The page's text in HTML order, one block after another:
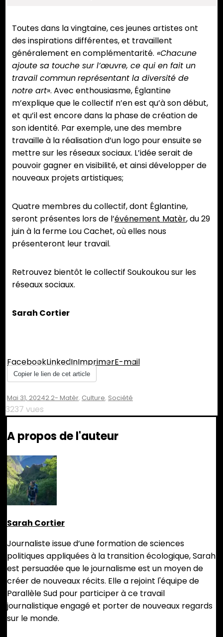
Toutes dans la vingtaine, ces jeunes artistes ont
des inspirations différentes, et travaillent
généralement en complémentarité. «Chacune
ajoute sa touche sur l’œuvre, ce qui en fait un
travail communreprésentant la diversité de
notre art». Avec enthousiasme, Églantine
m’explique que le collectif n’en est qu’à son début,
et qu’il est encore dans la phase de création de
son identité. Par exemple, une des membre
travaille à la réalisation d’un logo pour ensuite se
mettre sur les réseaux sociaux. L’idée serait de
pouvoir gagner en visibilité, et ainsi développer de
nouveaux projets artistiques;
Quatre membres du collectif, dont Églantine,
seront présentes lors de l’événement Matèr, du 29
juin à la ferme Lou Cachet, où elles nous
présenteront leur travail.
Retrouvez bientôt le collectif Soukoukou sur les
réseaux sociaux.
Sarah Cortier
FacebookLinkedInImprimerE-mail
Copier le lien de cet article
Mai 31, 20242.2- Matèr, Culture, Société
3237 vues
A propos de l'auteur
Sarah Cortier
Journaliste issue d’une formation de sciences
politiques appliquées à la transition écologique, Sarah
est persuadée que le journalisme est un moyen de
créer de nouveaux récits. Elle a rejoint l'équipe de
Parallèle Sud pour participer à ce travail
journalistique engagé et porter de nouveaux regards
sur le monde.